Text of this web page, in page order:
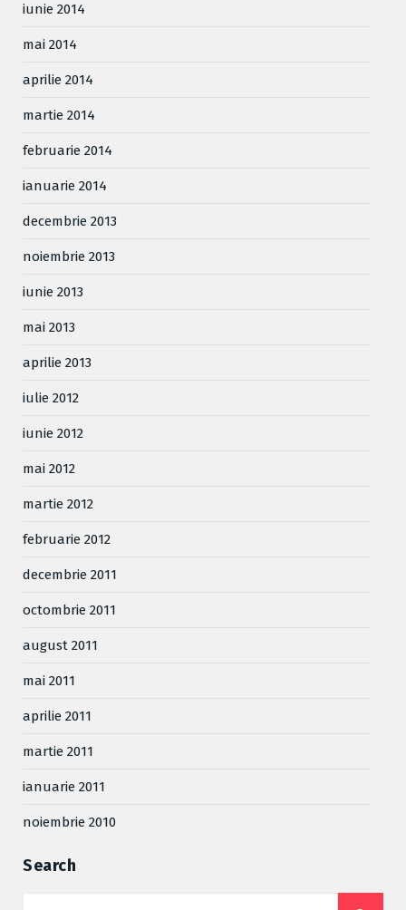
iunie 2014
mai 2014
aprilie 2014
martie 2014
februarie 2014
ianuarie 2014
decembrie 2013
noiembrie 2013
iunie 2013
mai 2013
aprilie 2013
iulie 2012
iunie 2012
mai 2012
martie 2012
februarie 2012
decembrie 2011
octombrie 2011
august 2011
mai 2011
aprilie 2011
martie 2011
ianuarie 2011
noiembrie 2010
Search